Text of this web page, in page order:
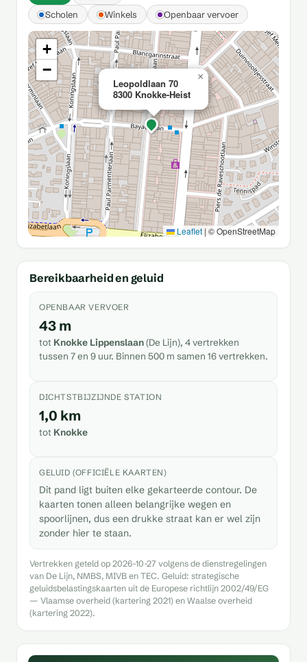
Scholen
Winkels Openbaar vervoer
Leopoldlaan 70
8300 Knokke-Heist
×
+
−
Leaflet | © OpenStreetMap
Bereikbaarheid en geluid
OPENBAAR VERVOER
43 m
tot Knokke Lippenslaan(De Lijn), 4 vertrekken
tussen 7 en 9 uur. Binnen 500 m samen 16 vertrekken.
DICHTSTBIJZIJNDE STATION
1,0 km
tot Knokke
GELUID (OFFICIËLE KAARTEN)
Dit pand ligt buiten elke gekarteerde contour. De
kaarten tonen alleen belangrijke wegen en
spoorlijnen, dus een drukke straat kan er wel zijn
zonder hier te staan.
Vertrekken geteld op 2026-10-27 volgens de dienstregelingen
van De Lijn, NMBS, MIVB en TEC. Geluid: strategische
geluidsbelastingskaarten uit de Europese richtlijn 2002/49/EG
— Vlaamse overheid (kartering 2021) en Waalse overheid
(kartering 2022).